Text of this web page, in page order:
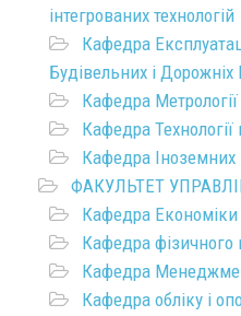
інтегрованих технологій
Кафедра
Будівельних і
Кафедра
Кафедра Технології
Кафедра Іноземних
ФАКУЛЬТЕТ
Кафедра
Кафедра фізичного
Кафедра
Кафедра обліку і